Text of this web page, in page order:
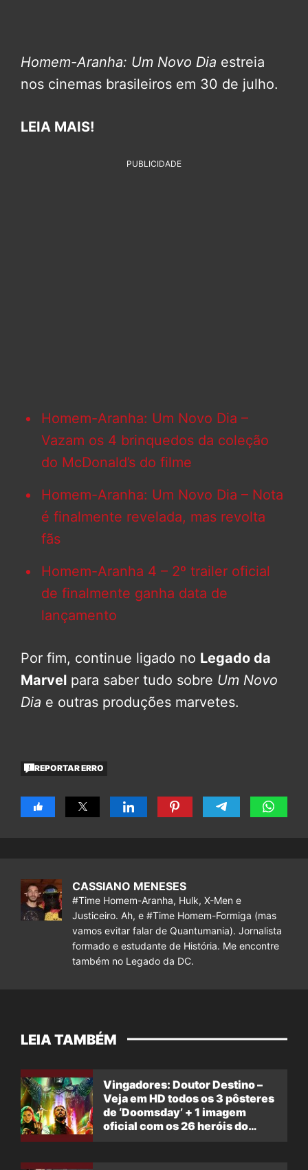
Homem-Aranha: Um Novo Dia estreia
nos cinemas brasileiros em 30 de julho.
LEIA MAIS!
PUBLICIDADE
Homem-Aranha: Um Novo Dia –
Vazam os 4 brinquedos da coleção
do McDonald’s do filme
Homem-Aranha: Um Novo Dia – Nota
é finalmente revelada, mas revolta
fãs
Homem-Aranha 4 – 2º trailer oficial
de finalmente ganha data de
lançamento
Por fim, continue ligado no Legado da
Marvel para saber tudo sobre Um Novo
Dia e outras produções marvetes.
REPORTAR ERRO
CASSIANO MENESES
#Time Homem-Aranha, Hulk, X-Men e
Justiceiro. Ah, e #Time Homem-Formiga (mas
vamos evitar falar de Quantumania). Jornalista
formado e estudante de História. Me encontre
também no Legado da DC.
LEIA TAMBÉM
Vingadores: Doutor Destino –
Veja em HD todos os 3 pôsteres
de ‘Doomsday’ + 1 imagem
oficial com os 26 heróis do